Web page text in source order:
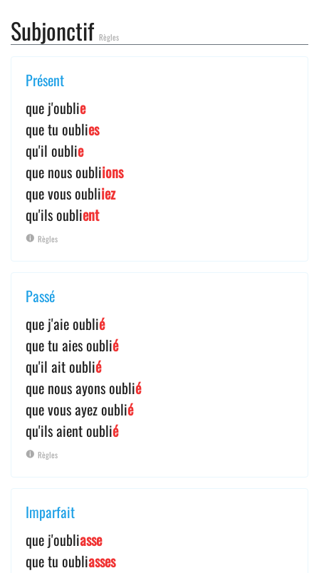
Subjonctif Règles
Présent
que j'oublie
que tu oublies
qu'il oublie
que nous oubliions
que vous oubliiez
qu'ils oublient
Règles
Passé
que j'aie oublié
que tu aies oublié
qu'il ait oublié
que nous ayons oublié
que vous ayez oublié
qu'ils aient oublié
Règles
Imparfait
que j'oubliasse
que tu oubliasses